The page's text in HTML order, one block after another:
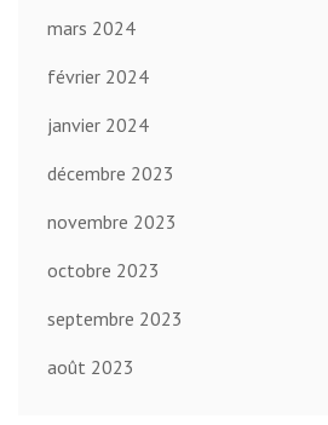
mars 2024
février 2024
janvier 2024
décembre 2023
novembre 2023
octobre 2023
septembre 2023
août 2023